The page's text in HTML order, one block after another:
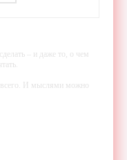
– и даже то, о чем
И мыслями можно